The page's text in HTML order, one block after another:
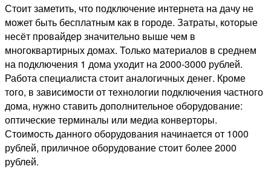
Стоит заметить, что подключение интернета на дачу не
может быть бесплатным как в городе. Затраты, которые
несёт провайдер значительно выше чем в
многоквартирных домах. Только материалов в среднем
на подключения 1 дома уходит на 2000-3000 рублей.
Работа специалиста стоит аналогичных денег. Кроме
того, в зависимости от технологии подключения частного
дома, нужно ставить дополнительное оборудование:
оптические терминалы или медиа конверторы.
Стоимость данного оборудования начинается от 1000
рублей, приличное оборудование стоит более 2000
рублей.